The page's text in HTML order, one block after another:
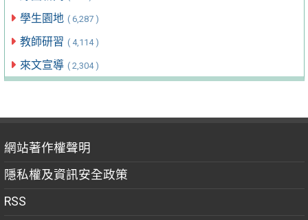
學生園地 ( 6,287 )
教師研習 ( 4,114 )
來文宣導 ( 2,304 )
網站著作權聲明
隱私權及資訊安全政策
RSS